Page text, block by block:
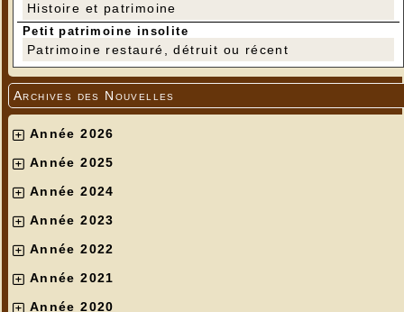
Histoire et patrimoine
Petit patrimoine insolite
Patrimoine restauré, détruit ou récent
Archives des Nouvelles
Année 2026
Année 2025
Année 2024
Année 2023
Année 2022
Année 2021
Année 2020